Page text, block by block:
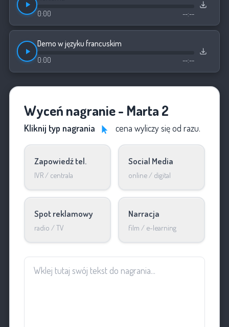
0:00 --:--
Demo w języku francuskim
0:00 --:--
Wyceń nagranie - Marta 2
Kliknij typ nagrania cena wyliczy się od razu.
Zapowiedź tel.
IVR / centrala
Social Media
online / digital
Spot reklamowy
radio / TV
Narracja
film / e-learning